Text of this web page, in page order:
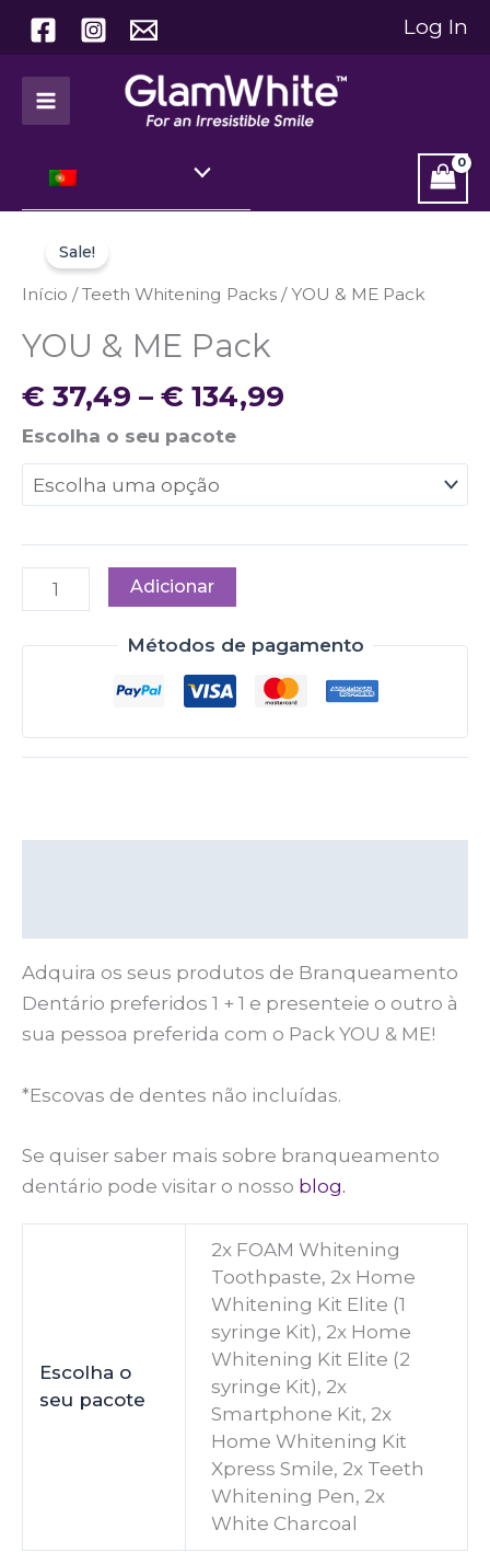
Skip
content
Log In
Sale!
Início /Teeth Whitening Packs / YOU & ME Pack
YOU & ME Pack
€ 37,49 – € 134,99
€ 37,49
Escolha o seu pacote
YOU
ME
Adicionar
Métodos de pagamento
Adquira os seus produtos de Branqueamento
Dentário preferidos 1 + 1 e presenteie o outro à
sua pessoa preferida com o Pack YOU & ME!
*Escovas de dentes não incluídas.
Se quiser saber mais sobre branqueamento
dentário pode visitar o nosso blog.
Escolha o
seu pacote
2x FOAM Whitening
Toothpaste, 2x Home
Whitening Kit Elite (1
syringe Kit), 2x Home
Whitening Kit Elite (2
syringe Kit), 2x
Smartphone Kit, 2x
Home Whitening Kit
Xpress Smile, 2x Teeth
Whitening Pen, 2x
White Charcoal